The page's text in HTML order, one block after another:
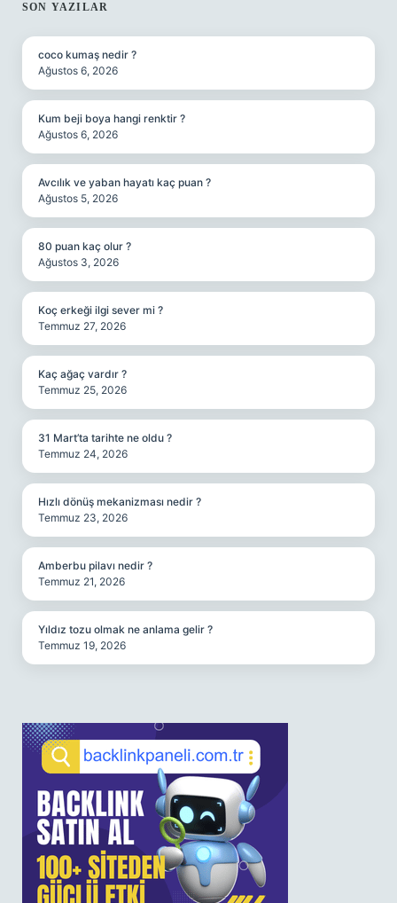
SIDEBAR
SON YAZILAR
coco kumaş nedir ?
Ağustos 6, 2026
Kum beji boya hangi renktir ?
Ağustos 6, 2026
Avcılık ve yaban hayatı kaç puan ?
Ağustos 5, 2026
80 puan kaç olur ?
Ağustos 3, 2026
Koç erkeği ilgi sever mi ?
Temmuz 27, 2026
Kaç ağaç vardır ?
Temmuz 25, 2026
31 Mart’ta tarihte ne oldu ?
Temmuz 24, 2026
Hızlı dönüş mekanizması nedir ?
Temmuz 23, 2026
Amberbu pilavı nedir ?
Temmuz 21, 2026
Yıldız tozu olmak ne anlama gelir ?
Temmuz 19, 2026